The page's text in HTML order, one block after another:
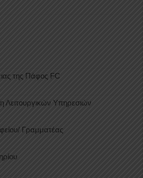
της Πάφος FC
η Λειτουργικών Υπηρεσιών
Γραμματέας